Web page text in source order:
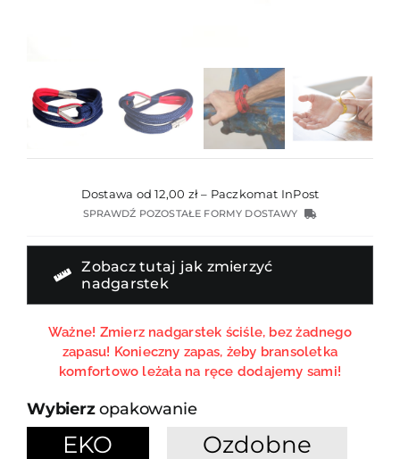
Dostawa od 12,00 zł – Paczkomat InPost
SPRAWDŹ POZOSTAŁE FORMY DOSTAWY
Zobacz tutaj jak zmierzyć
nadgarstek
Ważne! Zmierz nadgarstek ściśle, bez żadnego
zapasu! Konieczny zapas, żeby bransoletka
komfortowo leżała na ręce dodajemy sami!
opakowanie
EKO Ozdobne